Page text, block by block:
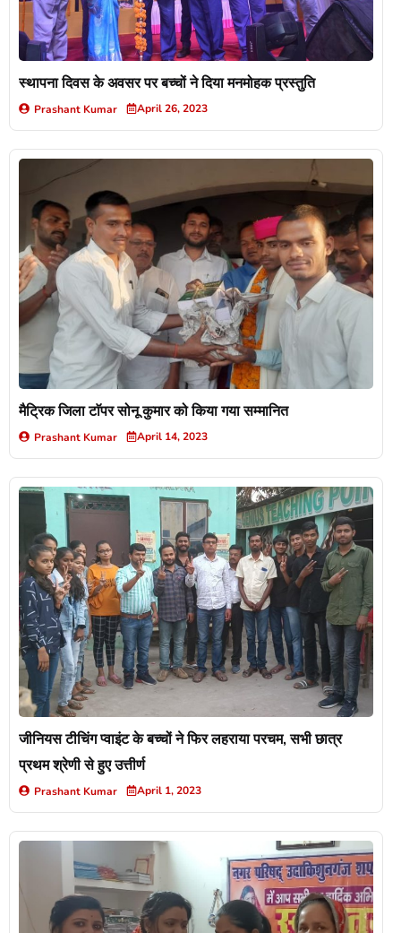
स्थापना दिवस के अवसर पर बच्चों ने दिया मनमोहक प्रस्तुति
Prashant Kumar April 26, 2023
मैट्रिक जिला टाॅपर सोनू कुमार को किया गया सम्मानित
Prashant Kumar April 14, 2023
जीनियस टीचिंग प्वाइंट के बच्चों ने फिर लहराया परचम, सभी छात्र
प्रथम श्रेणी से हुए उत्तीर्ण
Prashant Kumar April 1, 2023